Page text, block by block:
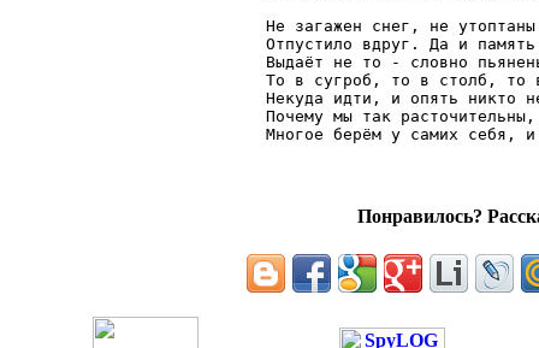
Не загажен снег, не
Отпустило вдруг. Да и
Выдаёт не то - словно
То в сугроб, то в столб, то
Некуда идти, и опять никто
Почему мы так
Понравилось?